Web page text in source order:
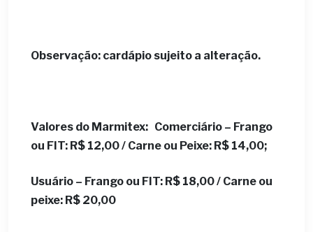
Observação: cardápio sujeito a alteração.
Valores do Marmitex: Comerciário – Frango
ou FIT: R$ 12,00 / Carne ou Peixe: R$ 14,00;
Usuário – Frango ou FIT: R$ 18,00 / Carne ou
peixe: R$ 20,00